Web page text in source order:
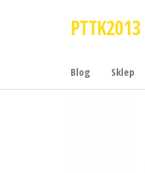
PTTK2013
Blog Sklep